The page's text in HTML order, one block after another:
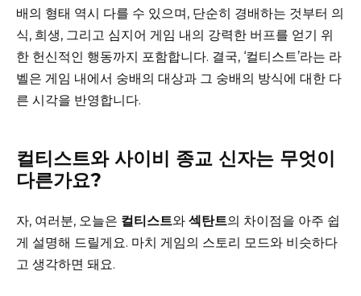
배의 형태 역시 다를 수 있으며, 단순히 경배하는 것부터 의
식, 희생, 그리고 심지어 게임 내의 강력한 버프를 얻기 위
한 헌신적인 행동까지 포함합니다. 결국, ‘컬티스트’라는 라
벨은 게임 내에서 숭배의 대상과 그 숭배의 방식에 대한 다
른 시각을 반영합니다.
컬티스트와 사이비 종교 신자는 무엇이
다른가요?
자, 여러분, 오늘은 컬티스트와 섹탄트의 차이점을 아주 쉽
게 설명해 드릴게요. 마치 게임의 스토리 모드와 비슷하다
고 생각하면 돼요.